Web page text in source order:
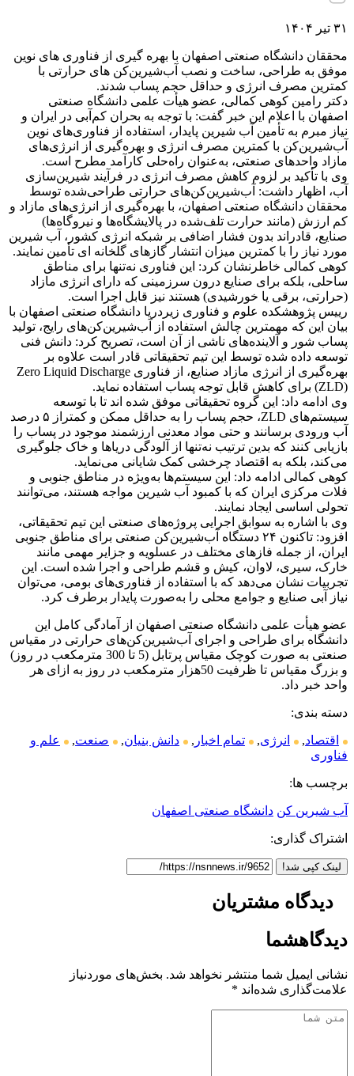
۳۱ تیر ۱۴۰۴
محققان دانشگاه صنعتی اصفهان با بهره گیری از فناوری های نوین
موفق به طراحی، ساخت و نصب آب‌شیرین‌کن های حرارتی با
کمترین مصرف انرژی و حداقل حجم پساب شدند.
دکتر رامین کوهی کمالی، عضو هیأت علمی دانشگاه صنعتی
اصفهان با اعلام این خبر گفت: با توجه به بحران کم‌آبی در ایران و
نیاز مبرم به تأمین آب شیرین پایدار، استفاده از فناوری‌های نوین
آب‌شیرین‌کن با کمترین مصرف انرژی و بهره‌گیری از انرژی‌های
مازاد واحدهای صنعتی، به‌عنوان راه‌حلی کارآمد مطرح است.
وی با تأکید بر لزوم کاهش مصرف انرژی در فرآیند شیرین‌سازی
آب، اظهار داشت: آب‌شیرین‌کن‌های حرارتی طراحی‌شده توسط
محققان دانشگاه صنعتی اصفهان، با بهره‌گیری از انرژی‌های مازاد و
کم ارزش (مانند حرارت تلف‌شده در پالایشگاه‌ها و نیروگاه‌ها)
صنایع، قادراند بدون فشار اضافی بر شبکه انرژی کشور، آب شیرین
مورد نیاز را با کمترین میزان انتشار گازهای گلخانه ای تأمین نمایند.
کوهی کمالی خاطرنشان کرد: این فناوری نه‌تنها برای مناطق
ساحلی، بلکه برای صنایع درون سرزمینی که دارای انرژی مازاد
(حرارتی، برقی یا خورشیدی) هستند نیز قابل اجرا است.
رییس پژوهشکده علوم و فناوری زیردریا دانشگاه صنعتی اصفهان با
بیان این که مهمترین چالش استفاده از آب‌شیرین‌کن‌های رایج، تولید
پساب شور و آلاینده‌های ناشی از آن است، تصریح کرد: دانش فنی
توسعه داده شده توسط این تیم تحقیقاتی قادر است علاوه بر
بهره‌گیری از انرژی مازاد صنایع، از فناوری Zero Liquid Discharge
(ZLD) برای کاهش قابل توجه پساب استفاده نماید.
وی ادامه داد: این گروه تحقیقاتی موفق شده اند تا با توسعه
سیستم‌های ZLD، حجم پساب را به حداقل ممکن و کمتراز ۵ درصد
آب ورودی برسانند و حتی مواد معدنی ارزشمند موجود در پساب را
بازیابی کنند که بدین ترتیب نه‌تنها از آلودگی دریاها و خاک جلوگیری
می‌کند، بلکه به اقتصاد چرخشی کمک شایانی می‌نماید.
کوهی کمالی ادامه داد: این سیستم‌ها به‌ویژه در مناطق جنوبی و
فلات مرکزی ایران که با کمبود آب شیرین مواجه هستند، می‌توانند
تحولی اساسی ایجاد نمایند.
وی با اشاره به سوابق اجرایی پروژه‌های صنعتی این تیم تحقیقاتی،
افزود: تاکنون ۲۴ دستگاه آب‌شیرین‌کن صنعتی برای مناطق جنوبی
ایران، از جمله فازهای مختلف در عسلویه و جزایر مهمی مانند
خارک، سیری، لاوان، کیش و قشم طراحی و اجرا شده است. این
تجربیات نشان می‌دهد که با استفاده از فناوری‌های بومی، می‌توان
نیاز آبی صنایع و جوامع محلی را به‌صورت پایدار برطرف کرد.
عضو هیأت علمی دانشگاه صنعتی اصفهان از آمادگی کامل این
دانشگاه برای طراحی و اجرای آب‌شیرین‌کن‌های حرارتی در مقیاس
صنعتی به صورت کوچک مقیاس پرتابل (5 تا 300 مترمکعب در روز)
و بزرگ مقیاس تا ظرفیت 50هزار مترمکعب در روز به ازای هر
واحد خبر داد.
دسته بندی:
اقتصاد, انرژی, تمام اخبار , دانش بنیان, صنعت,
علم و
فناوری
برچسب ها:
آب شیرین کن دانشگاه صنعتی اصفهان
اشتراک گذاری:
لینک کپی شد!
دیدگاه مشتریان
دیدگاهشما
نشانی ایمیل شما منتشر نخواهد شد. بخش‌های موردنیاز
علامت‌گذاری شده‌اند *